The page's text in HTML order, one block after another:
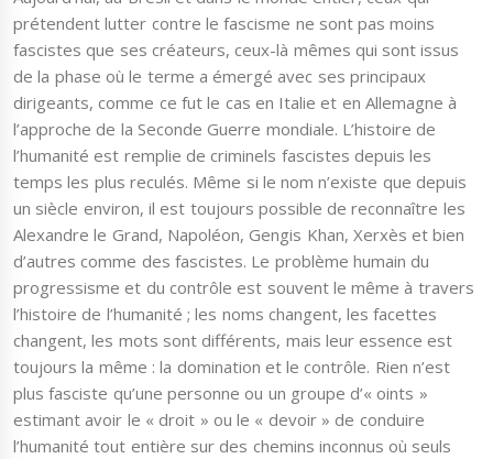
prétendent lutter contre le fascisme ne sont pas moins
fascistes que ses créateurs, ceux-là mêmes qui sont issus
de la phase où le terme a émergé avec ses principaux
dirigeants, comme ce fut le cas en Italie et en Allemagne à
l’approche de la Seconde Guerre mondiale. L’histoire de
l’humanité est remplie de criminels fascistes depuis les
temps les plus reculés. Même si le nom n’existe que depuis
un siècle environ, il est toujours possible de reconnaître les
Alexandre le Grand, Napoléon, Gengis Khan, Xerxès et bien
d’autres comme des fascistes. Le problème humain du
progressisme et du contrôle est souvent le même à travers
l’histoire de l’humanité ; les noms changent, les facettes
changent, les mots sont différents, mais leur essence est
toujours la même : la domination et le contrôle. Rien n’est
plus fasciste qu’une personne ou un groupe d’« oints »
estimant avoir le « droit » ou le « devoir » de conduire
l’humanité tout entière sur des chemins inconnus où seuls